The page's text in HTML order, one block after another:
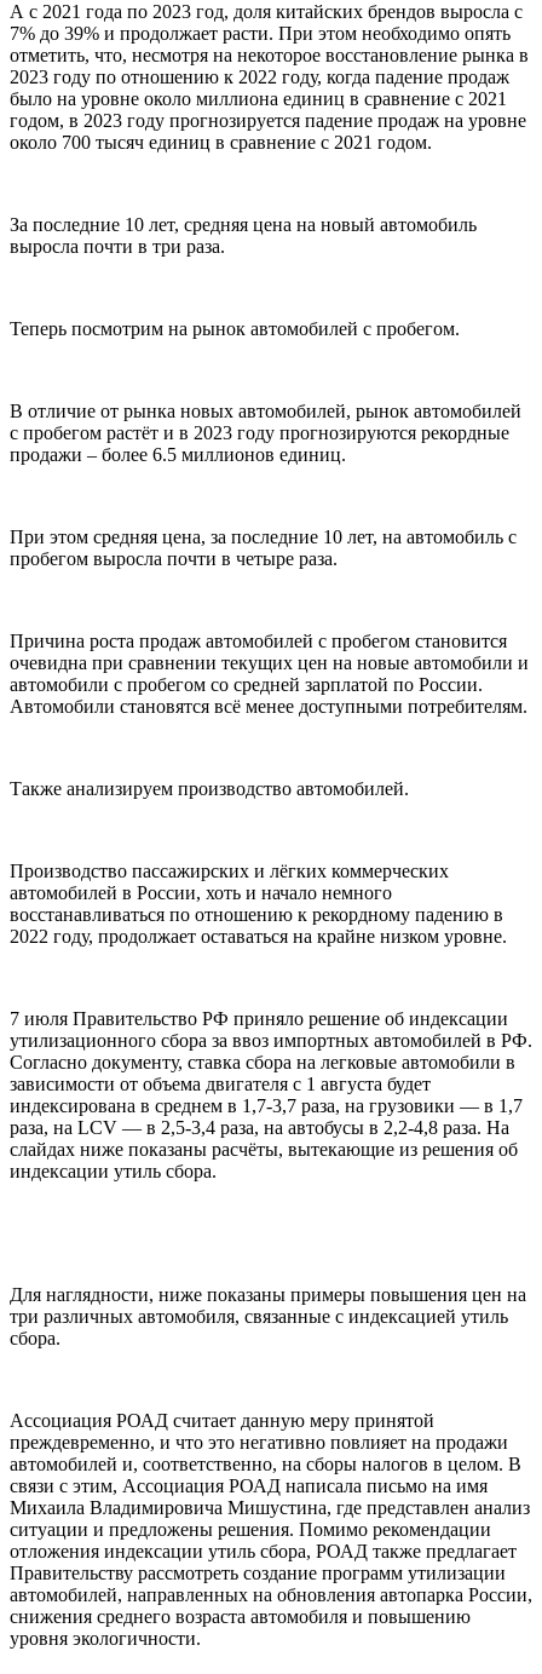
А с 2021 года по 2023 год, доля китайских брендов выросла с
7% до 39% и продолжает расти. При этом необходимо опять
отметить, что, несмотря на некоторое восстановление рынка в
2023 году по отношению к 2022 году, когда падение продаж
было на уровне около миллиона единиц в сравнение с 2021
годом, в 2023 году прогнозируется падение продаж на уровне
около 700 тысяч единиц в сравнение с 2021 годом.
За последние 10 лет, средняя цена на новый автомобиль
выросла почти в три раза.
Теперь посмотрим на рынок автомобилей с пробегом.
В отличие от рынка новых автомобилей, рынок автомобилей
с пробегом растёт и в 2023 году прогнозируются рекордные
продажи – более 6.5 миллионов единиц.
При этом средняя цена, за последние 10 лет, на автомобиль с
пробегом выросла почти в четыре раза.
Причина роста продаж автомобилей с пробегом становится
очевидна при сравнении текущих цен на новые автомобили и
автомобили с пробегом со средней зарплатой по России.
Автомобили становятся всё менее доступными потребителям.
Также анализируем производство автомобилей.
Производство пассажирских и лёгких коммерческих
автомобилей в России, хоть и начало немного
восстанавливаться по отношению к рекордному падению в
2022 году, продолжает оставаться на крайне низком уровне.
7 июля Правительство РФ приняло решение об индексации
утилизационного сбора за ввоз импортных автомобилей в РФ.
Согласно документу, ставка сбора на легковые автомобили в
зависимости от объема двигателя с 1 августа будет
индексирована в среднем в 1,7-3,7 раза, на грузовики — в 1,7
раза, на LCV — в 2,5-3,4 раза, на автобусы в 2,2-4,8 раза. На
слайдах ниже показаны расчёты, вытекающие из решения об
индексации утиль сбора.
Для наглядности, ниже показаны примеры повышения цен на
три различных автомобиля, связанные с индексацией утиль
сбора.
Ассоциация РОАД считает данную меру принятой
преждевременно, и что это негативно повлияет на продажи
автомобилей и, соответственно, на сборы налогов в целом. В
связи с этим, Ассоциация РОАД написала письмо на имя
Михаила Владимировича Мишустина, где представлен анализ
ситуации и предложены решения. Помимо рекомендации
отложения индексации утиль сбора, РОАД также предлагает
Правительству рассмотреть создание программ утилизации
автомобилей, направленных на обновления автопарка России,
снижения среднего возраста автомобиля и повышению
уровня экологичности.